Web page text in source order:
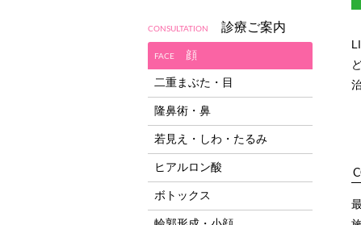
CONSULTATION 診療ご案内
FACE 顔
二重まぶた・目
隆鼻術・鼻
若見え・しわ・たるみ
ヒアルロン酸
ボトックス